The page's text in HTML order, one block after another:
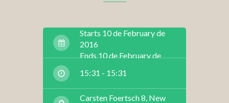
Starts 10 de February de
2016
Ends 10 de February de
15:31 - 15:31
Carsten Foertsch 8, New